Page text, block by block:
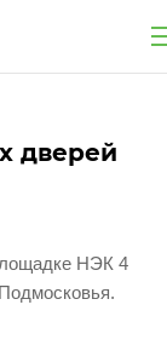
компания
дверей
НЭК 4